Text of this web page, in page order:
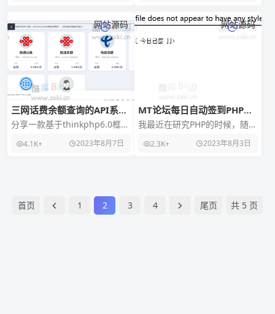
网站源码
三网话费余额查询的API系统
_在线查询话费接口源码
分享一款基于thinkphp6.0框架
系统。该系统要求PHP版本需大
4.1K+ 2023年8月7日
网站源码
MT论坛每日自动签到PHP接
口脚本开源
我最近在研究PHP的时候，随手
每日自动签到的脚本，并将其
2.3K+ 2023年8月3日
首页 1 2 3 4 尾页 共 5 页